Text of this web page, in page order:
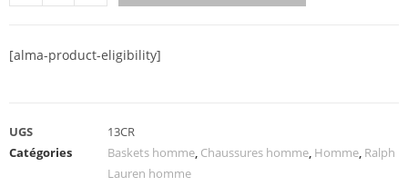
[alma-product-eligibility]
UGS
13CR
Catégories
Baskets homme, Chaussures homme, Homme, Ralph
Lauren homme